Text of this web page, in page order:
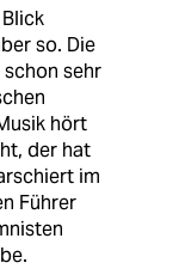
so. Die
sehr
hört
der hat
im
Führer